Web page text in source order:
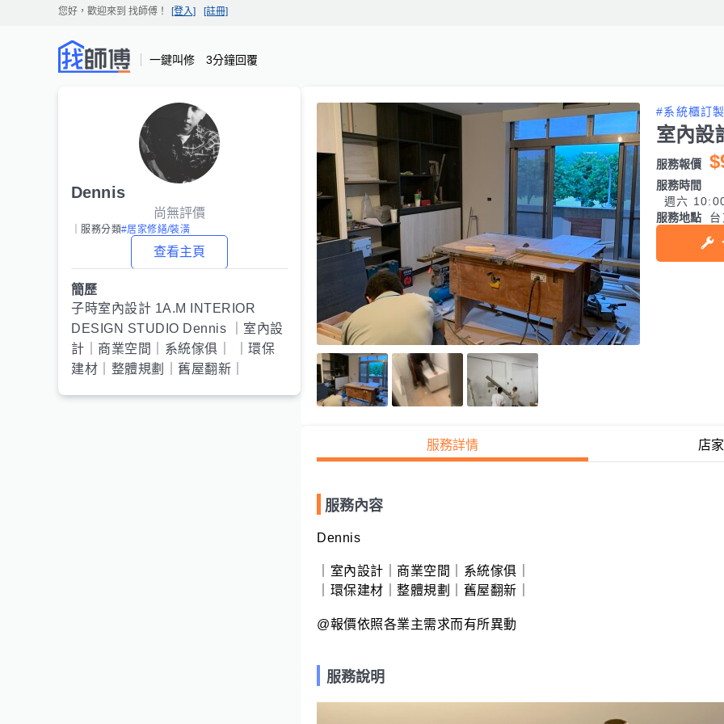
您好，歡迎來到 找師傅 ！ [登入] [註冊]
一鍵叫修 3分鐘回覆
Dennis
尚無評價
｜服務分類#居家修繕/裝潢
查看主頁
簡歷
子時室內設計 1A.M INTERIOR
DESIGN STUDIO Dennis ｜室內設
計｜商業空間｜系統傢俱｜ ｜環保
建材｜整體規劃｜舊屋翻新｜
#系統櫃訂
室內設
服務報價
服務時間
週六
服務地點
服務詳情 店
服務內容
Dennis
｜室內設計｜商業空間｜系統傢俱｜
｜環保建材｜整體規劃｜舊屋翻新｜
@報價依照各業主需求而有所異動
服務說明